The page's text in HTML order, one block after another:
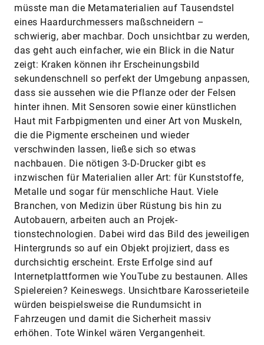
müsste man die Metamaterialien auf Tausendstel
eines Haardurchmessers maßschneidern –
schwierig, aber machbar. Doch unsichtbar zu werden,
das geht auch einfacher, wie ein Blick in die Natur
zeigt: Kraken können ihr Erscheinungsbild
sekundenschnell so perfekt der Umgebung anpassen,
dass sie aussehen wie die Pflanze oder der Felsen
hinter ihnen. Mit Sensoren sowie einer künstlichen
Haut mit Farbpigmenten und einer Art von Muskeln,
die die Pigmente erscheinen und wieder
verschwinden lassen, ließe sich so etwas
nachbauen. Die nötigen 3-D-Drucker gibt es
inzwischen für Materialien aller Art: für Kunststoffe,
Metalle und sogar für menschliche Haut. Viele
Branchen, von Medizin über Rüstung bis hin zu
Autobauern, arbeiten auch an Projek­
tionstechnologien. Dabei wird das Bild des jeweiligen
Hintergrunds so auf ein Objekt projiziert, dass es
durchsichtig erscheint. Erste Erfolge sind auf
Internetplattformen wie YouTube zu bestaunen. Alles
Spielereien? Keineswegs. Unsichtbare Karosserieteile
würden beispielsweise die Rundumsicht in
Fahrzeugen und damit die Sicherheit massiv
erhöhen. Tote Winkel wären Vergangenheit.